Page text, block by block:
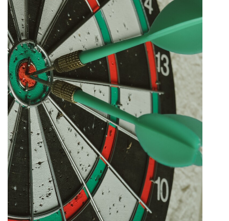
Kund:innen organisieren? Der Mediacampus
Frankfurt bietet Ihnen dafür das perfekte
Umfeld: modern ausgestattete Räume,
Catering und Übernachtungsmöglichkeiten in
einer angenehmen Atmosphäre. Am ruhigen
Fuß des Lohrbergs gelegen und weniger als 20
Minuten von der Frankfurter Innenstadt
entfernt, finden Sie hier die idealen
Voraussetzungen, um abseits des Büroalltags
erfolgreich zu arbeiten
Von Teilnehmer:innenmanagement bis
Programmplanung
Planen Sie ein mehrtägiges Event? Auf dem
Campusgelände bieten wir Ihnen und Ihren
Teilnehmenden auch
Übernachtungsmöglichkeiten. Unsere